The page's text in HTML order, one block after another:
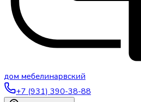
дом мебелинарвский
+7 (931) 390-38-88